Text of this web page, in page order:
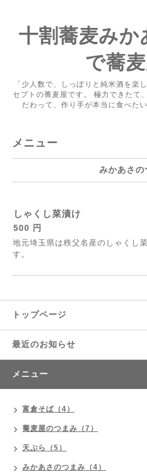
十割蕎麦みか
で蕎
「少人数で、しっぽりと純米酒を楽
セプトの蕎麦屋です。 極力できたて
だわって、作り手が本当に食べた
メニュー
みかあさの
しゃくし菜漬け
500 円
地元埼玉県は秩父名産のしゃくし
す。
トップページ
最近のお知らせ
メニュー
富倉そば（4）
蕎麦屋のつまみ（7）
天ぷら（5）
みかあさのつまみ（4）